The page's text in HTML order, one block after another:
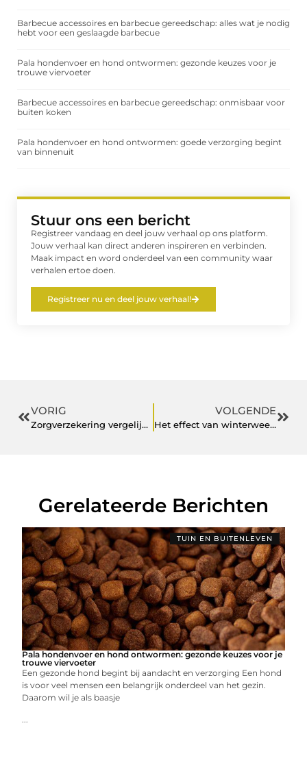
Barbecue accessoires en barbecue gereedschap: alles wat je nodig
hebt voor een geslaagde barbecue
Pala hondenvoer en hond ontwormen: gezonde keuzes voor je
trouwe viervoeter
Barbecue accessoires en barbecue gereedschap: onmisbaar voor
buiten koken
Pala hondenvoer en hond ontwormen: goede verzorging begint
van binnenuit
Stuur ons een bericht
Registreer vandaag en deel jouw verhaal op ons platform.
Jouw verhaal kan direct anderen inspireren en verbinden.
Maak impact en word onderdeel van een community waar
verhalen ertoe doen.
Registreer nu en deel jouw verhaal!
VORIG
Zorgverzekering vergelijken
VOLGENDE
Het effect van winterweer op uw huis!
Gerelateerde Berichten
TUIN EN BUITENLEVEN
Pala hondenvoer en hond ontwormen: gezonde keuzes voor je
trouwe viervoeter
Een gezonde hond begint bij aandacht en verzorging Een hond
is voor veel mensen een belangrijk onderdeel van het gezin.
Daarom wil je als baasje
...